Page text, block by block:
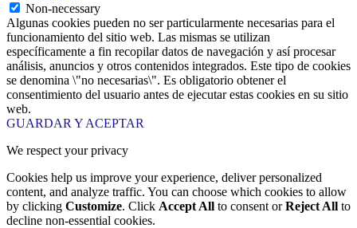
Non-necessary
Algunas cookies pueden no ser particularmente necesarias para el
funcionamiento del sitio web. Las mismas se utilizan
específicamente a fin recopilar datos de navegación y así procesar
análisis, anuncios y otros contenidos integrados. Este tipo de cookies
se denomina \"no necesarias\". Es obligatorio obtener el
consentimiento del usuario antes de ejecutar estas cookies en su sitio
web.
GUARDAR Y ACEPTAR
We respect your privacy
Cookies help us improve your experience, deliver personalized
content, and analyze traffic. You can choose which cookies to allow
by clicking Customize. Click Accept All to consent orReject All to
decline non-essential cookies.